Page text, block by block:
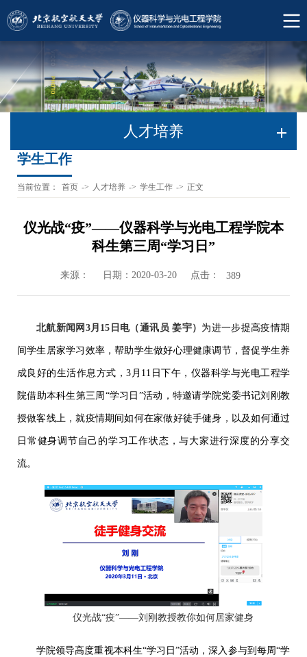
人才培养
学生工作
当前位置： 首页 -> 人才培养 -> 学生工作 -> 正文
仪光战“疫”——仪器科学与光电工程学院本
科生第三周“学习日”
来源： 日期：2020-03-20 点击： 389
北航新闻网 3月 15 日电（通讯员 姜宇） 为进一步提高疫情期
间学生居家学习效率，帮助学生做好心理健康调节，督促学生养
成良好的生活作息方式，3 月 11 日下午，仪器科学与光电工程学
院借助本科生第三周“学习日”活动，特邀请学院党委书记刘刚教
授做客线上，就疫情期间如何在家做好徒手健身，以及如何通过
日常健身调节自己的学习工作状态，与大家进行深度的分享交
流。
仪光战“疫”——刘刚教授教你如何居家健身
学院领导高度重视本科生“学习日”活动，深入参与到每周“学